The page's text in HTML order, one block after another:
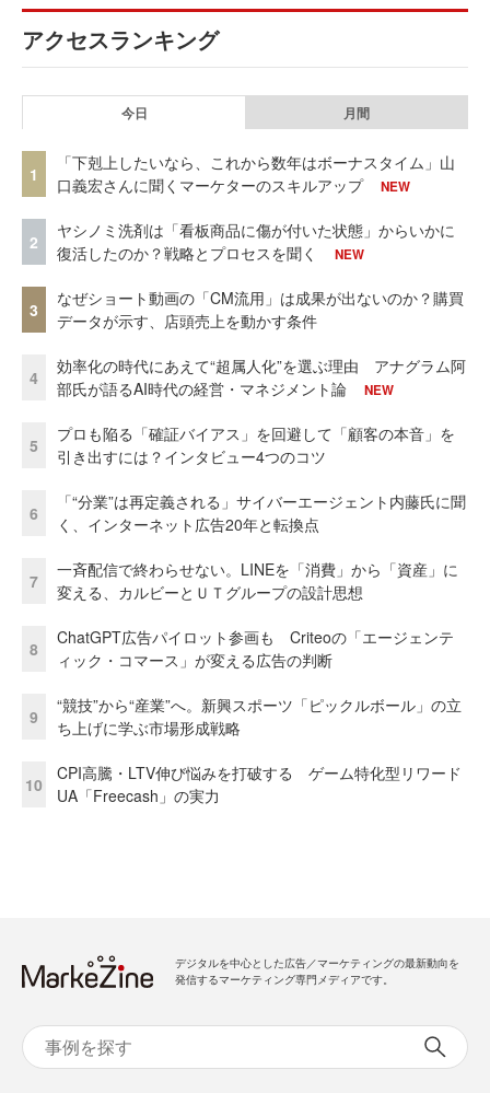
アクセスランキング
今日 月間
1
「下剋上したいなら、これから数年はボーナスタイム」山
口義宏さんに聞くマーケターのスキルアップ
NEW
2
ヤシノミ洗剤は「看板商品に傷が付いた状態」からいかに
復活したのか？戦略とプロセスを聞く
NEW
3
なぜショート動画の「CM流用」は成果が出ないのか？購買
データが示す、店頭売上を動かす条件
4
効率化の時代にあえて“超属人化”を選ぶ理由 アナグラム阿
部氏が語るAI時代の経営・マネジメント論
NEW
5
プロも陥る「確証バイアス」を回避して「顧客の本音」を
引き出すには？インタビュー4つのコツ
6
「“分業”は再定義される」サイバーエージェント内藤氏に聞
く、インターネット広告20年と転換点
7
一斉配信で終わらせない。LINEを「消費」から「資産」に
変える、カルビーとＵＴグループの設計思想
8
ChatGPT広告パイロット参画も Criteoの「エージェンテ
ィック・コマース」が変える広告の判断
9
“競技”から“産業”へ。新興スポーツ「ピックルボール」の立
ち上げに学ぶ市場形成戦略
10
CPI高騰・LTV伸び悩みを打破する ゲーム特化型リワード
UA「Freecash」の実力
デジタルを中心とした広告／マーケティングの最新動向を
発信するマーケティング専門メディアです。